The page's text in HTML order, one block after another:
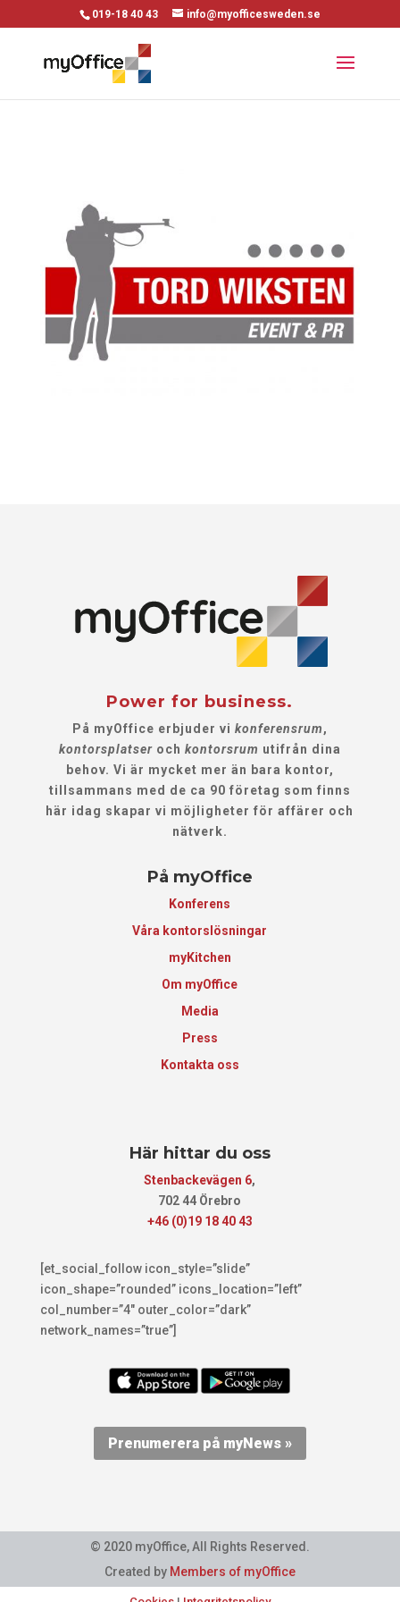
019-18 40 43 info@myofficesweden.se
Power for business.
På myOffice erbjuder vi konferensrum,
kontorsplatseroch kontorsrum utifrån dina
behov. Vi är mycket mer än bara kontor,
tillsammans med de ca 90 företag som finns
här idag skapar vi möjligheter för affärer och
nätverk.
På myOffice
Konferens
Våra kontorslösningar
myKitchen
Om myOffice
Media
Press
Kontakta oss
Här hittar du oss
Stenbackevägen 6,
702 44 Örebro
+46 (0)19 18 40 43
[et_social_follow icon_style=”slide”
icon_shape=”rounded” icons_location=”left”
col_number=”4″ outer_color=”dark”
network_names=”true”]
Prenumerera på myNews »
© 2020 myOffice, All Rights Reserved.
Created by Members of myOffice